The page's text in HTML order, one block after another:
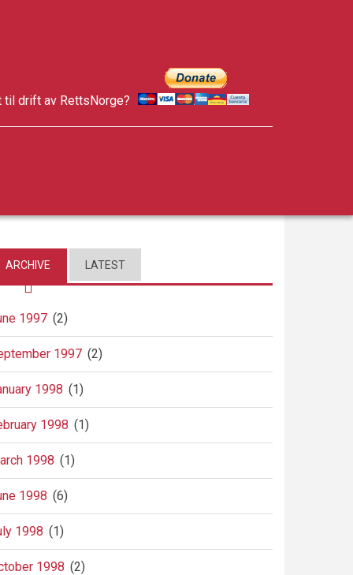
til drift av RettsNorge?
ARCHIVE LATEST
1997 (2)
1997 (2)
1998 (1)
1998 (1)
1998 (1)
1998 (6)
1998 (1)
1998 (2)